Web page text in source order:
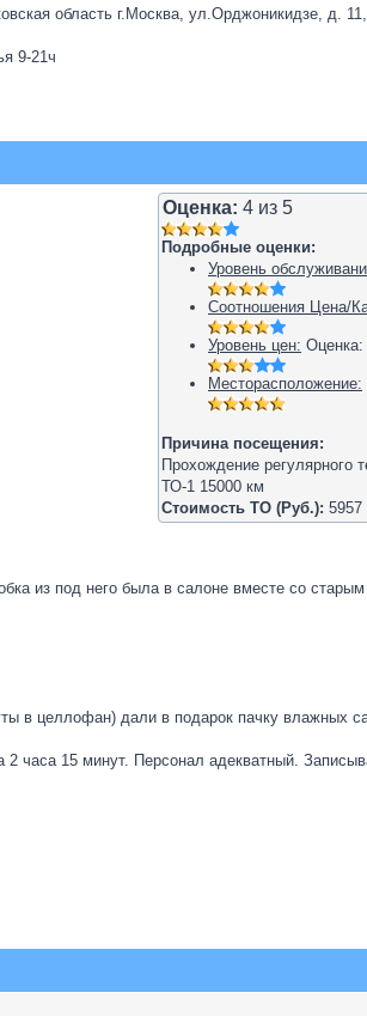
область г.Москва, ул.Орджоникидзе, д. 11,
9-21ч
Оценка: 4 из 5
Подробные оценки:
Уровень
Соотношения Цена/
Уровень цен: Оценка:
Месторасположение:
Причина посещения:
Прохождение регулярного
ТО-1 15000 км
Стоимость ТО (Руб.): 5957
из под него была в салоне вместе со
в целлофан) дали в подарок пачку влажных
часа 15 минут. Персонал адекватный.